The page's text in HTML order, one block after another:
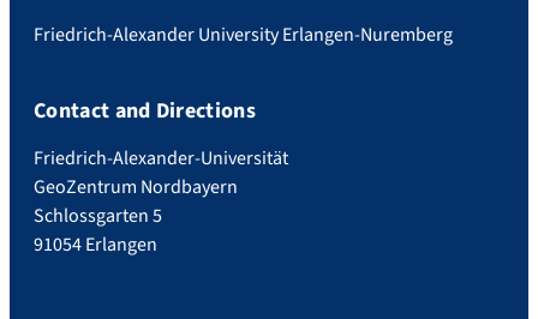
Friedrich-Alexander University Erlangen-Nuremberg
Contact and Directions
Friedrich-Alexander-Universität
GeoZentrum Nordbayern
Schlossgarten 5
91054 Erlangen